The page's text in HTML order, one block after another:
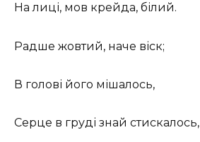
На лиці, мов крейда, білий.
Радше жовтий, наче віск;
В голові його мішалось,
Серце в груді знай стискалось,